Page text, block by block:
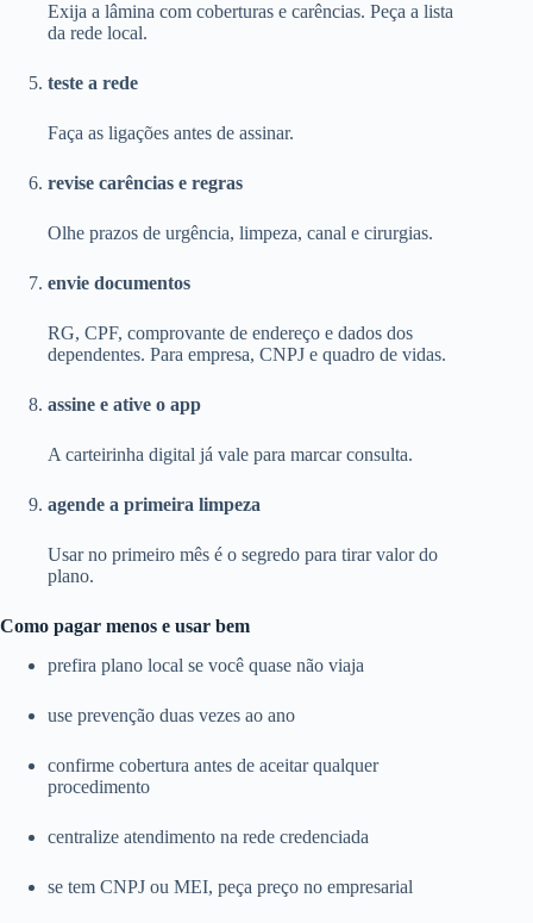
Exija a lâmina com coberturas e carências. Peça a lista
da rede local.
teste a rede
Faça as ligações antes de assinar.
revise carências e regras
Olhe prazos de urgência, limpeza, canal e cirurgias.
envie documentos
RG, CPF, comprovante de endereço e dados dos
dependentes. Para empresa, CNPJ e quadro de vidas.
assine e ative o app
A carteirinha digital já vale para marcar consulta.
agende a primeira limpeza
Usar no primeiro mês é o segredo para tirar valor do
plano.
Como pagar menos e usar bem
prefira plano local se você quase não viaja
use prevenção duas vezes ao ano
confirme cobertura antes de aceitar qualquer
procedimento
centralize atendimento na rede credenciada
se tem CNPJ ou MEI, peça preço no empresarial